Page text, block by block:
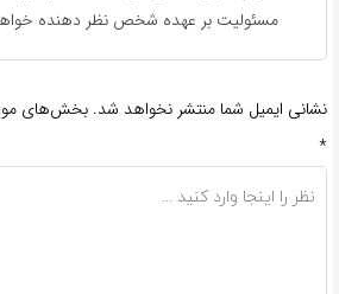
مسئولیت بر عهده شخص نظر دهنده
نشانی ایمیل شما منتشر نخواهد شد. بخش‌های
*